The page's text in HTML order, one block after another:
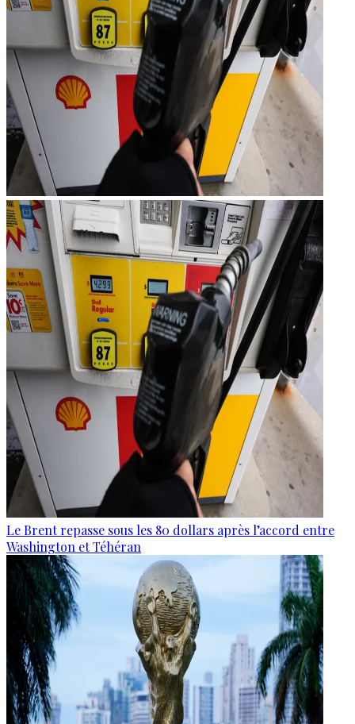
Le Brent repasse sous les 80 dollars après l’accord entre
Washington et Téhéran